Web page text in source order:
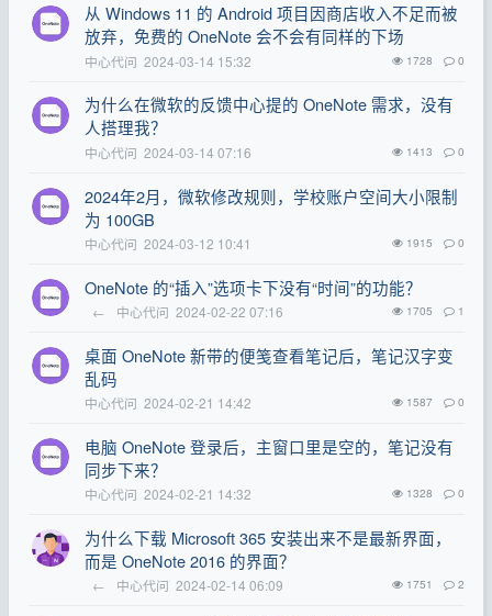
从 Windows 11 的 Android 项目因商店收入不足而被
放弃，免费的 OneNote 会不会有同样的下场
中心代问 2024-03-14 15:32 1728 0
为什么在微软的反馈中心提的 OneNote 需求，没有
人搭理我？
中心代问 2024-03-14 07:16 1413 0
2024年2月，微软修改规则，学校账户空间大小限制
为 100GB
中心代问 2024-03-12 10:41 1915 0
OneNote 的“插入”选项卡下没有“时间”的功能？
← 中心代问 2024-02-22 07:16 1705 1
桌面 OneNote 新带的便笺查看笔记后，笔记汉字变
乱码
中心代问 2024-02-21 14:42 1587 0
电脑 OneNote 登录后，主窗口里是空的，笔记没有
同步下来？
中心代问 2024-02-21 14:32 1328 0
为什么下载 Microsoft 365 安装出来不是最新界面，
而是 OneNote 2016 的界面？
← 中心代问 2024-02-14 06:09 1751 2